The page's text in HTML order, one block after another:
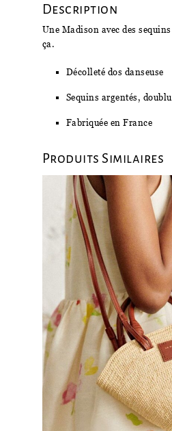
Description
Une Madison avec des
ça.
Décolleté dos danseuse
Sequins argentés,
Fabriquée en France
Produits Similaires